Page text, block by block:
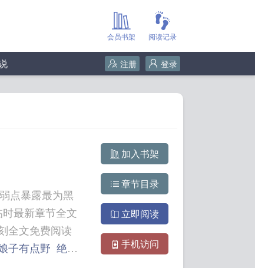
阅读记录
会员书架
登录
注册
点暴露最为黑
最新章节全文
子有点野 绝品
加入书架
章节目录
立即阅读
手机访问